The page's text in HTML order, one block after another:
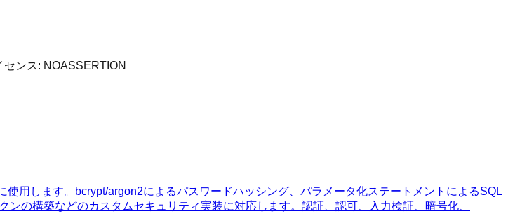
センス: NOASSERTION
用します。bcrypt/argon2によるパスワードハッシング、パラメータ化ステートメントによるSQL
の構築などのカスタムセキュリティ実装に対応します。認証、認可、入力検証、暗号化、